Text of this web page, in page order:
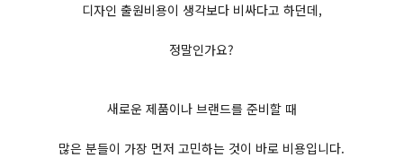
디자인 출원비용이 생각보다 비싸다고 하던데,
정말인가요?
새로운 제품이나 브랜드를 준비할 때
많은 분들이 가장 먼저 고민하는 것이 바로 비용입니다.